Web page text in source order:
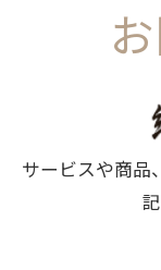
サービスや商品